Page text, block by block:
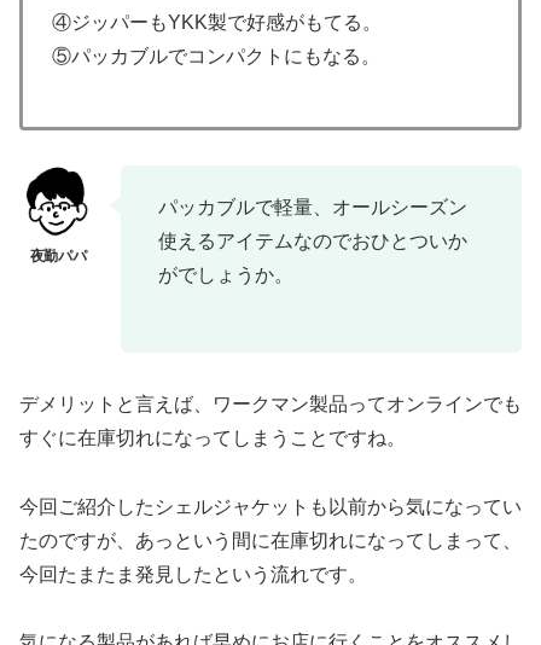
④ジッパーもYKK製で好感がもてる。
⑤パッカブルでコンパクトにもなる。
パッカブルで軽量、オールシーズン
使えるアイテムなのでおひとついか
がでしょうか。
デメリットと言えば、ワークマン製品ってオンラインでも
すぐに在庫切れになってしまうことですね。
今回ご紹介したシェルジャケットも以前から気になってい
たのですが、あっという間に在庫切れになってしまって、
今回たまたま発見したという流れです。